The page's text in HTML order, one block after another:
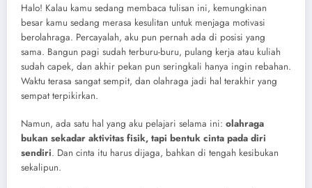
Halo! Kalau kamu sedang membaca tulisan ini, kemungkinan
besar kamu sedang merasa kesulitan untuk menjaga motivasi
berolahraga. Percayalah, aku pun pernah ada di posisi yang
sama. Bangun pagi sudah terburu-buru, pulang kerja atau kuliah
sudah capek, dan akhir pekan pun seringkali hanya ingin rebahan.
Waktu terasa sangat sempit, dan olahraga jadi hal terakhir yang
sempat terpikirkan.
Namun, ada satu hal yang aku pelajari selama ini: olahraga
bukan sekadar aktivitas fisik, tapi bentuk cinta pada diri
sendiri. Dan cinta itu harus dijaga, bahkan di tengah kesibukan
sekalipun.